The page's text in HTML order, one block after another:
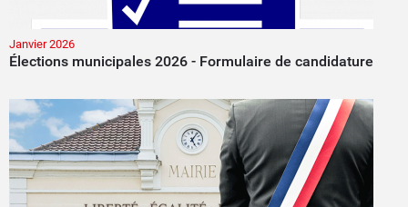
Janvier 2026
Élections municipales 2026 - Formulaire de candidature